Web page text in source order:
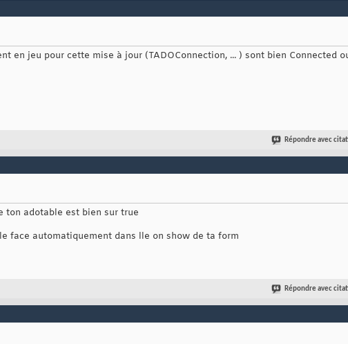
en jeu pour cette mise à jour (TADOConnection, ... ) sont bien Connected
Répondre avec
ton adotable est bien sur true
face automatiquement dans lle on show de ta form
Répondre avec